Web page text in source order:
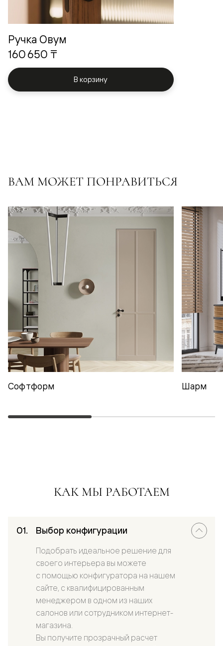
Ручка Овум
160 650 ₸
В корзину
ВАМ МОЖЕТ ПОНРАВИТЬСЯ
Софтформ Шарм
КАК МЫ РАБОТАЕМ
Выбор конфигурации
Подобрать идеальное решение для
своего интерьера вы можете
с помощью конфигуратора на нашем
сайте, с квалифицированным
менеджером в одном из наших
салонов или сотрудником интернет-
магазина.
Вы получите прозрачный расчет